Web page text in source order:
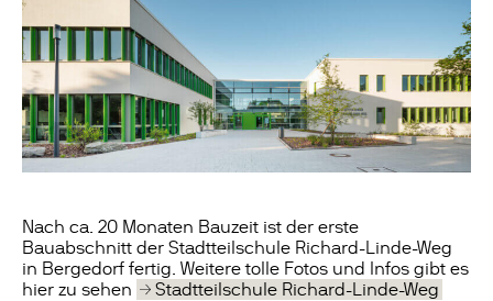
Nach ca. 20 Monaten Bauzeit ist der erste
Bauabschnitt der Stadtteilschule Richard-Linde-Weg
in Bergedorf fertig. Weitere tolle Fotos und Infos gibt es
hier zu sehen
Stadtteilschule Richard-Linde-Weg